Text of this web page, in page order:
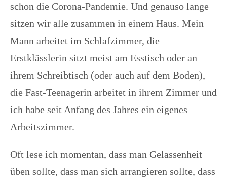
schon die Corona-Pandemie. Und genauso lange
sitzen wir alle zusammen in einem Haus. Mein
Mann arbeitet im Schlafzimmer, die
Erstklässlerin sitzt meist am Esstisch oder an
ihrem Schreibtisch (oder auch auf dem Boden),
die Fast-Teenagerin arbeitet in ihrem Zimmer und
ich habe seit Anfang des Jahres ein eigenes
Arbeitszimmer.
Oft lese ich momentan, dass man Gelassenheit
üben sollte, dass man sich arrangieren sollte, dass